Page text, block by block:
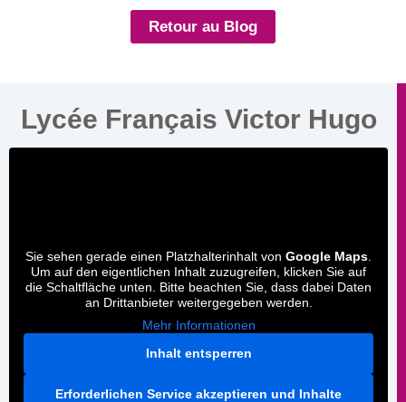
Retour au Blog
Lycée Français Victor Hugo
Sie sehen gerade einen Platzhalterinhalt von Google Maps
Um auf den eigentlichen Inhalt zuzugreifen, klicken Sie auf
die Schaltfläche unten. Bitte beachten Sie, dass dabei Daten
an Drittanbieter weitergegeben werden.
Mehr Informationen
Inhalt entsperren
Erforderlichen Service akzeptieren und Inhalte